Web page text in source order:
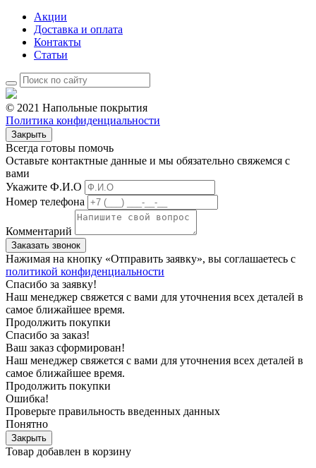
Акции
Доставка и оплата
Контакты
Статьи
© 2021 Напольные покрытия
Политика конфиденциальности
Закрыть
Всегда готовы помочь
Оставьте контактные данные и мы обязательно свяжемся с
вами
Укажите Ф.И.О
Номер телефона
Комментарий
Заказать звонок
Нажимая на кнопку «Отправить заявку», вы соглашаетесь с
политикой конфиденциальности
Спасибо за заявку!
Наш менеджер свяжется с вами для уточнения всех деталей в
самое ближайшее время.
Продолжить покупки
Спасибо за заказ!
Ваш заказ сформирован!
Наш менеджер свяжется с вами для уточнения всех деталей в
самое ближайшее время.
Продолжить покупки
Ошибка!
Проверьте правильность введенных данных
Понятно
Закрыть
Товар добавлен в корзину